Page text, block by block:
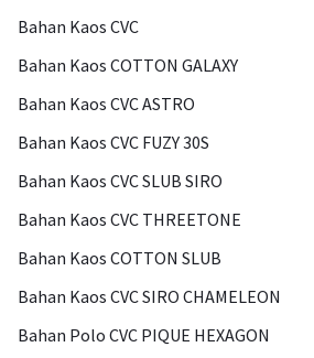
Bahan Kaos CVC
Bahan Kaos COTTON GALAXY
Bahan Kaos CVC ASTRO
Bahan Kaos CVC FUZY 30S
Bahan Kaos CVC SLUB SIRO
Bahan Kaos CVC THREETONE
Bahan Kaos COTTON SLUB
Bahan Kaos CVC SIRO CHAMELEON
Bahan Polo CVC PIQUE HEXAGON